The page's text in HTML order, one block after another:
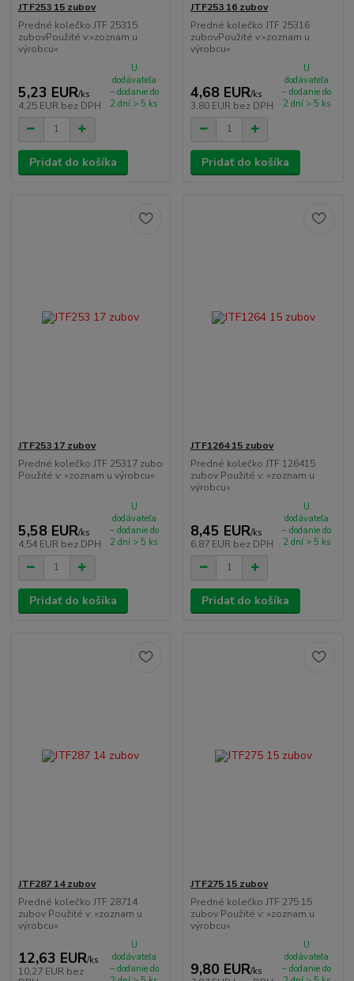
JTF253 15 zubov
Predné kolečko JTF 25315
zubovPoužité v:»zoznam u
výrobcu«
5,23 EUR/ks
4,25 EUR bez DPH
U
dodávateľa
– dodanie do
2 dní > 5 ks
Pridať do košíka
JTF253 16 zubov
Predné kolečko JTF 25316
zubovPoužité v:»zoznam u
výrobcu«
4,68 EUR/ks
3,80 EUR bez DPH
U
dodávateľa
– dodanie do
2 dní > 5 ks
Pridať do košíka
JTF253 17 zubov
Predné kolečko JTF 25317 zubo
Použité v: »zoznam u výrobcu«
5,58 EUR/ks
4,54 EUR bez DPH
U
dodávateľa
– dodanie do
2 dní > 5 ks
Pridať do košíka
JTF1264 15 zubov
Predné kolečko JTF 126415
zubov Použité v: »zoznam u
výrobcu«
8,45 EUR/ks
6,87 EUR bez DPH
U
dodávateľa
– dodanie do
2 dní > 5 ks
Pridať do košíka
JTF287 14 zubov
Predné kolečko JTF 28714
zubov Použité v: »zoznam u
výrobcu«
12,63 EUR/ks
10,27 EUR bez
U
dodávateľa
– dodanie do
JTF275 15 zubov
Predné kolečko JTF 275 15
zubov Použité v: »zoznam u
výrobcu«
9,80 EUR/ks
U
dodávateľa
– dodanie do